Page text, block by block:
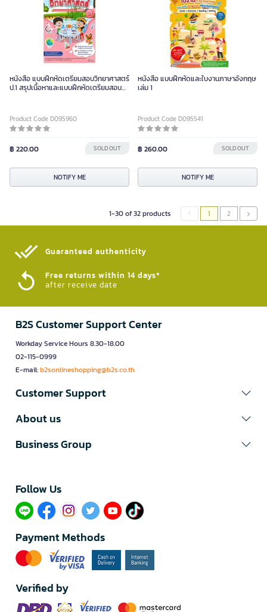
หนังสือ แบบฝึกหัดเตรียมสอบวิทยาศาสตร์
ป.1 สรุปเนื้อหาและแบบฝึกหัดเตรียมสอบ
Product Code D095960
฿ 220.00 SOLD OUT
NOTIFY ME
หนังสือ แบบฝึกหัดและใบงานภาษาอังกฤษ
เล่ม 1
Product Code D095541
฿ 260.00 SOLD OUT
NOTIFY ME
1-30 of 32 products 1 2
Guaranteed authenticity​
Free returns within 14 days*
after receive date
B2S Customer Support Center
Workday Service Hours 8.30-18.00
02-115-0999
E-mail:b2sonlineshopping@b2s.co.th
Customer Support
About us
Business Group
Follow Us​
Payment Methods
Verified by